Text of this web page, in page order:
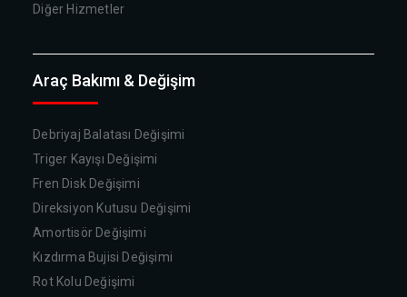
Diğer Hizmetler
Araç Bakımı & Değişim
Debriyaj Balatası Değişimi
Triger Kayışı Değişimi
Fren Disk Değişimi
Direksiyon Kutusu Değişimi
Amortisör Değişimi
Kızdırma Bujisi Değişimi
Rot Kolu Değişimi